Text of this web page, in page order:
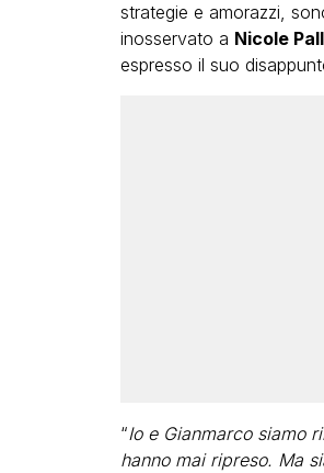
strategie e amorazzi,
inosservato a Nicole
espresso il suo
“Io e Gianmarco siamo
hanno mai ripreso. Ma